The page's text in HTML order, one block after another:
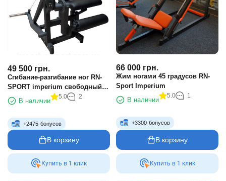
49 500 грн.
Сгибание-разгибание ног RN-
SPORT imperium свободный
вес
В наличии
5.0 2
+2475 бонусов
В корзину
Купить в 1 клик
66 000 грн.
Жим ногами 45 градусов RN-
Sport Imperium
В наличии
5.0 1
+3300 бонусов
В корзину
Купить в 1 клик